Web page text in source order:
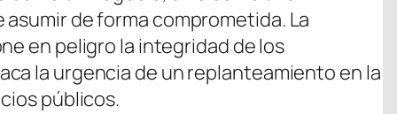
de forma comprometida. La
en peligro la integridad de los
la urgencia de un replanteamiento en la
públicos.